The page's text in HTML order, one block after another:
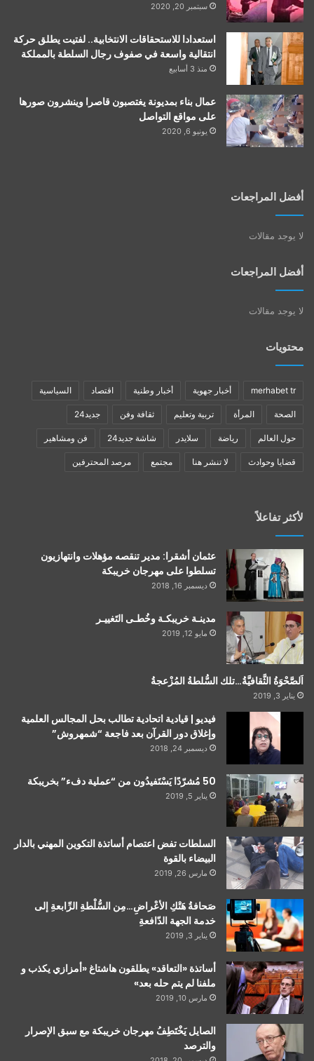
سبتمبر 20, 2020
استعدادا للاستحقاقات الانتخابية.. لفتيت يطلق حركة
انتقالية واسعة في صفوف رجال السلطة بالمملكة
منذ 3 أسابيع
عمال بناء بمديونة يغتصبون قاصرا وينشرون صورها
على مواقع التواصل
يونيو 6, 2020
أفضل المراجعات
لا يوجد مقالات
أفضل المراجعات
لا يوجد مقالات
محتويات
merhabet tr أخبار جهوية أخبار وطنية اقتصاد السياسية
الصحة المرأة تربية وتعليم ثقافة وفن جديد24
حول العالم رياضة سلايدر شاشة جديد24 فن ومشاهير
قضايا وحوادث لا تنشر هنا مجتمع مرصد المحترفين
لأكثر تفاعلاً
عثمان أشقرا: مدير تنقصه مؤهلات وانتهازيون
تسلطوا على مهرجان خريبكة
ديسمبر 16, 2018
مدينـة خريبكـة وخُطـى التَغييـر
مايو 12, 2019
اَلصَّحْوَةُ الثَّقافيَّةُ…تلك السُّلطةُ المُزْعجةُ
يناير 3, 2019
فيديو | قيادية اتحادية تطالب بحل المجالس العلمية
وإغلاق دور القرآن بعد فاجعة “شمهروش”
ديسمبر 24, 2018
50 مُشرّدًا يَسْتَفيدُون من “عملية دفء” بخريبكة
يناير 5, 2019
السلطات تفض اعتصام أساتذة التكوين المهني بالدار
البيضاء بالقوة
مارس 26, 2019
صَحافةُ هَتْكِ الأعْراضِ…مِن السُّلْطةِ الرِّابعةِ إلى
خدمة الجهة الدّافعةِ
يناير 3, 2019
أساتذة «التعاقد» يطلقون هاشتاغ «أمزازي يكذب و
ملفنا لم يتم حله بعد»
مارس 10, 2019
الصايل يَخْتَطِفُ مهرجان خريبكة مع سبق الإصرار
والترصد